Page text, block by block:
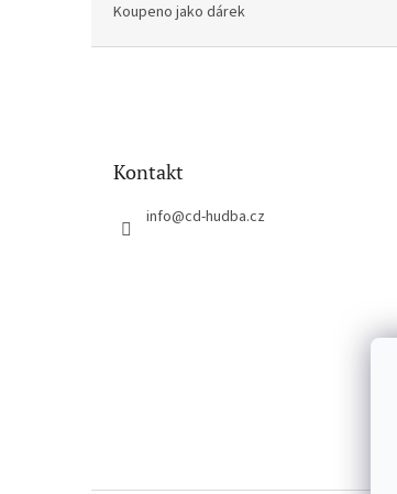
Koupeno jako dárek
Kontakt
info@cd-hudba.cz